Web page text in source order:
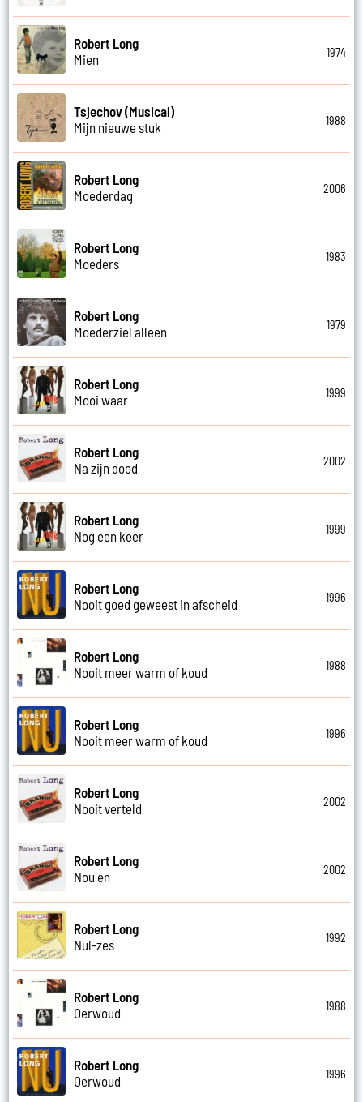
Robert Long
Mien
1974
Tsjechov (Musical)
Mijn nieuwe stuk
1988
Robert Long
Moederdag
2006
Robert Long
Moeders
1983
Robert Long
Moederziel alleen
1979
Robert Long
Mooi waar
1999
Robert Long
Na zijn dood
2002
Robert Long
Nog een keer
1999
Robert Long
Nooit goed geweest in afscheid
1996
Robert Long
Nooit meer warm of koud
1988
Robert Long
Nooit meer warm of koud
1996
Robert Long
Nooit verteld
2002
Robert Long
Nou en
2002
Robert Long
Nul-zes
1992
Robert Long
Oerwoud
1988
Robert Long
Oerwoud
1996